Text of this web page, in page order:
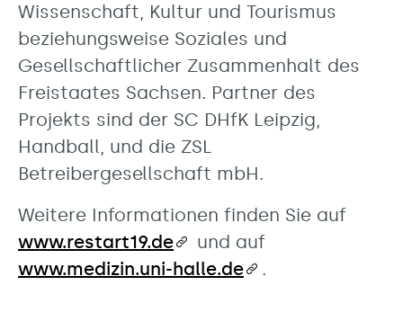
Wissenschaft, Kultur und Tourismus
beziehungsweise Soziales und
Gesellschaftlicher Zusammenhalt des
Freistaates Sachsen. Partner des
Projekts sind der SC DHfK Leipzig,
Handball, und die ZSL
Betreibergesellschaft mbH.
Weitere Informationen finden Sie auf
www.restart19.de
und auf
www.medizin.uni-halle.de
.